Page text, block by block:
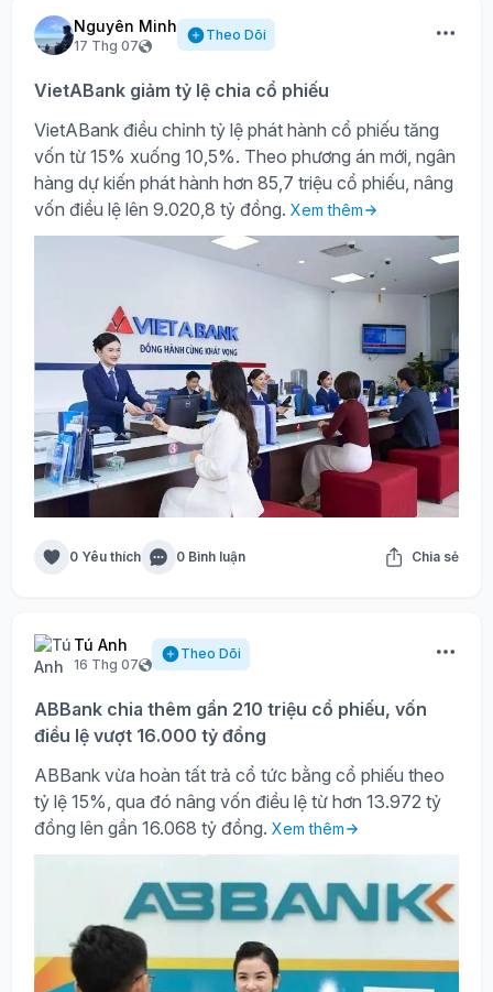
Nguyên Minh
17 Thg 07
Theo Dõi
VietABank giảm tỷ lệ chia cổ phiếu
VietABank điều chỉnh tỷ lệ phát hành cổ phiếu tăng
vốn từ 15% xuống 10,5%. Theo phương án mới, ngân
hàng dự kiến phát hành hơn 85,7 triệu cổ phiếu, nâng
vốn điều lệ lên 9.020,8 tỷ đồng. Xem thêm
0 Yêu thích 0 Bình luận Chia sẻ
Tú Anh
16 Thg 07
Theo Dõi
ABBank chia thêm gần 210 triệu cổ phiếu, vốn
điều lệ vượt 16.000 tỷ đồng
ABBank vừa hoàn tất trả cổ tức bằng cổ phiếu theo
tỷ lệ 15%, qua đó nâng vốn điều lệ từ hơn 13.972 tỷ
đồng lên gần 16.068 tỷ đồng. Xem thêm